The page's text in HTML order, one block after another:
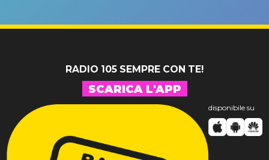
RADIO 105 SEMPRE CON TE!
SCARICA L'APP
disponibile su